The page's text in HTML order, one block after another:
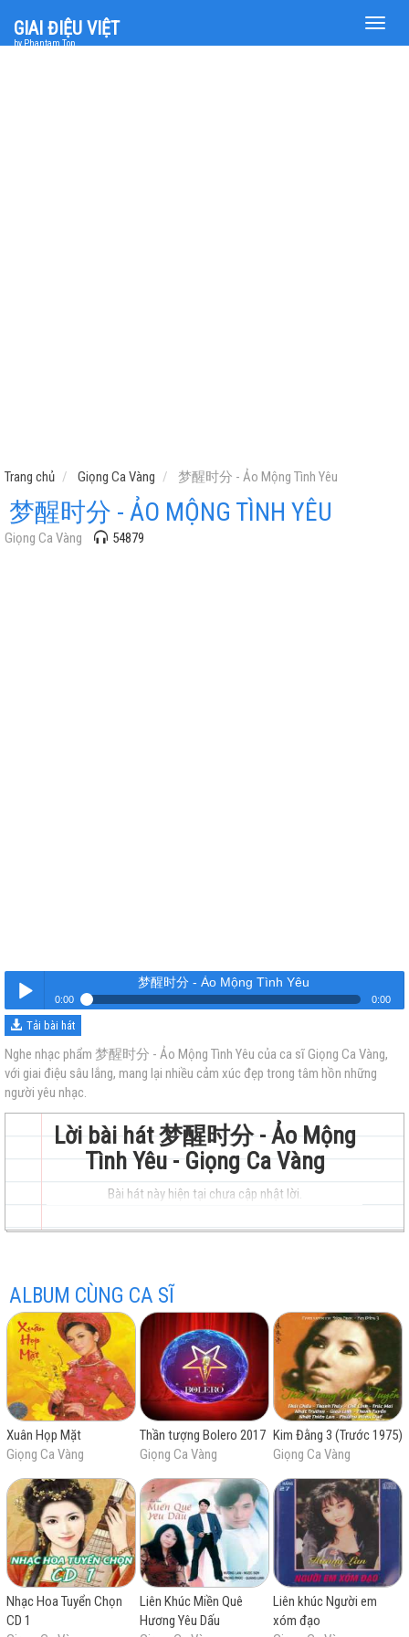
Toggle
GIAI ĐIỆU VIỆT
by Phantam Top
Trang chủ Giọng Ca Vàng 梦醒时分 - Ảo Mộng Tình Yêu
梦醒时分 - ẢO MỘNG TÌNH YÊU
Giọng Ca Vàng 54879
Nghe
hay
nhất
梦醒时分 - Ảo Mộng Tình Yêu
0:00 0:00
梦醒时分 - Ảo Mộng Tình Yêu
Tải bài hát
Nghe nhạc phẩm 梦醒时分 - Ảo Mộng Tình Yêu của ca sĩ Giọng Ca Vàng,
với giai điệu sâu lắng, mang lại nhiều cảm xúc đẹp trong tâm hồn những
người yêu nhạc.
Lời bài hát 梦醒时分 - Ảo Mộng
Tình Yêu - Giọng Ca Vàng
Bài hát này hiện tại chưa cập nhật lời.
ALBUM CÙNG CA SĨ
Xuân Họp Mặt
Giọng Ca Vàng
Thần tượng Bolero 2017
Giọng Ca Vàng
Kim Đằng 3 (Trước 1975)
Giọng Ca Vàng
Nhạc Hoa Tuyển Chọn
CD 1
Liên Khúc Miền Quê
Hương Yêu Dấu
Liên khúc Người em
xóm đạo